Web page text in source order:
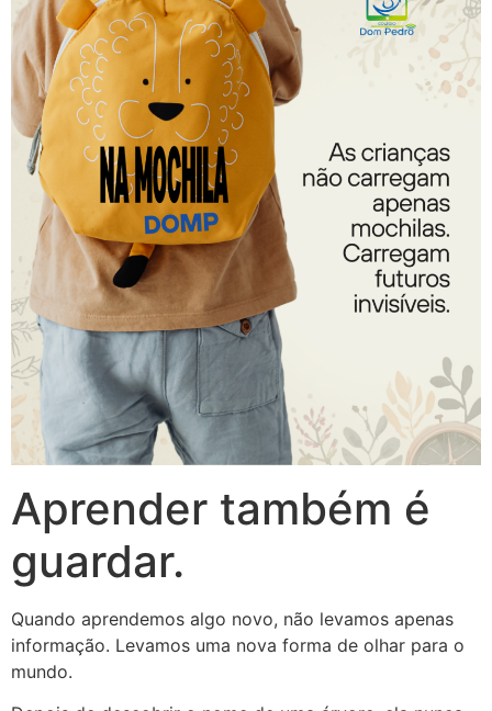
Aprender também é
guardar.
Quando aprendemos algo novo, não levamos apenas
informação. Levamos uma nova forma de olhar para o
mundo.